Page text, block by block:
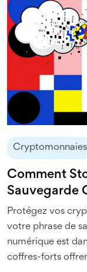
Cryptomonnaies
Comment
Sauvegarde
Protégez vos
votre phrase de
numérique est
coffres-forts